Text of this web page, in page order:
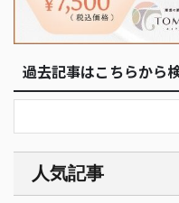
過去記事はこちらから
人気記事